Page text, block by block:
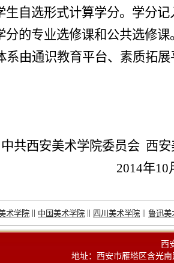
生自选形式计算学分。学分
分的专业选修课和公共选修课
系由通识教育平台、素质拓
中共西安美术学院委员会 西
2014年10
术学院 || 中国美术学院 || 四川美术学院 || 鲁迅美
西
地址：西安市雁塔区含光